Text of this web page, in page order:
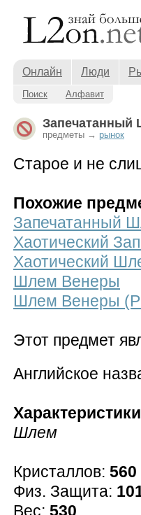
Онлайн Люди
Поиск Алфавит
предметы → рынок
Старое и не
Похожие
Запечатанный
Хаотический
Хаотический
Шлем Венеры
Шлем Венеры
Этот предмет
Английское
Шлем
Кристаллов: 560
Физ. Защита:
Вес: 530